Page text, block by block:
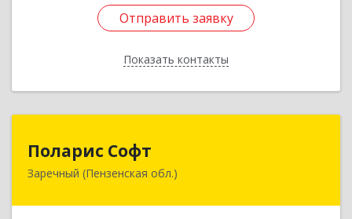
Отправить заявку
Показать контакты
Отправить заявку
Назад
Поларис Софт
Заречный (Пензенская обл.)
442960, Пензенская обл, Заречный г,